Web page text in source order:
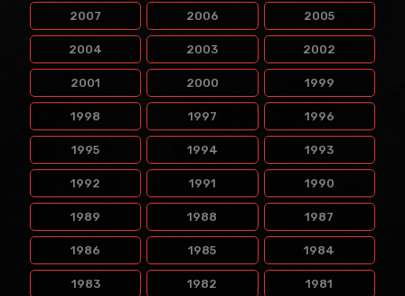
2007 2006 2005
2004 2003 2002
2001 2000 1999
1998 1997 1996
1995 1994 1993
1992 1991 1990
1989 1988 1987
1986 1985 1984
1983 1982 1981